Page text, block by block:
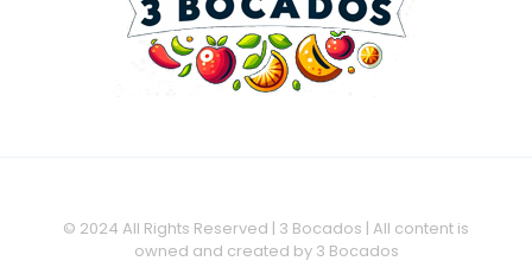
© 2024 All Rights Reserved | 3 Bocados | All content is
owned and created by 3 Bocados